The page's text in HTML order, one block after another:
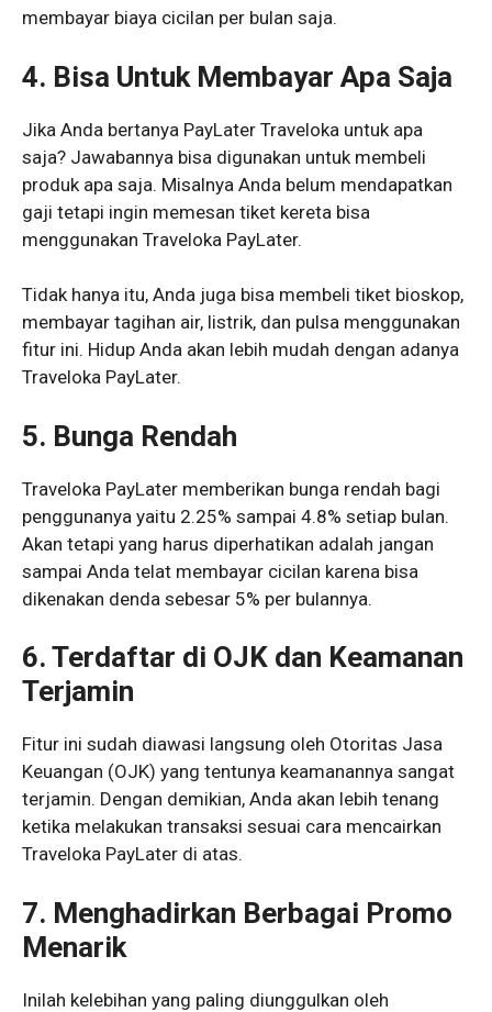
membayar biaya cicilan per bulan saja.
4. Bisa Untuk Membayar Apa Saja
Jika Anda bertanya PayLater Traveloka untuk apa
saja? Jawabannya bisa digunakan untuk membeli
produk apa saja. Misalnya Anda belum mendapatkan
gaji tetapi ingin memesan tiket kereta bisa
menggunakan Traveloka PayLater.
Tidak hanya itu, Anda juga bisa membeli tiket bioskop,
membayar tagihan air, listrik, dan pulsa menggunakan
fitur ini. Hidup Anda akan lebih mudah dengan adanya
Traveloka PayLater.
5. Bunga Rendah
Traveloka PayLater memberikan bunga rendah bagi
penggunanya yaitu 2.25% sampai 4.8% setiap bulan.
Akan tetapi yang harus diperhatikan adalah jangan
sampai Anda telat membayar cicilan karena bisa
dikenakan denda sebesar 5% per bulannya.
6. Terdaftar di OJK dan Keamanan
Terjamin
Fitur ini sudah diawasi langsung oleh Otoritas Jasa
Keuangan (OJK) yang tentunya keamanannya sangat
terjamin. Dengan demikian, Anda akan lebih tenang
ketika melakukan transaksi sesuai cara mencairkan
Traveloka PayLater di atas.
7. Menghadirkan Berbagai Promo
Menarik
Inilah kelebihan yang paling diunggulkan oleh